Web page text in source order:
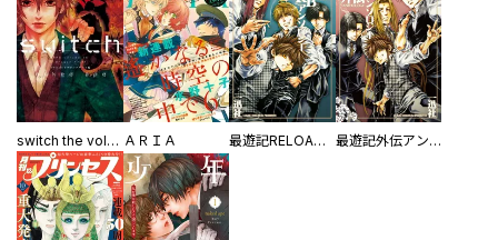
switch the volume on Dragon Fruit ＡＲＩＡ 最遊記RELOAD BLASTアンソロジー 最遊記外伝アンソロジー